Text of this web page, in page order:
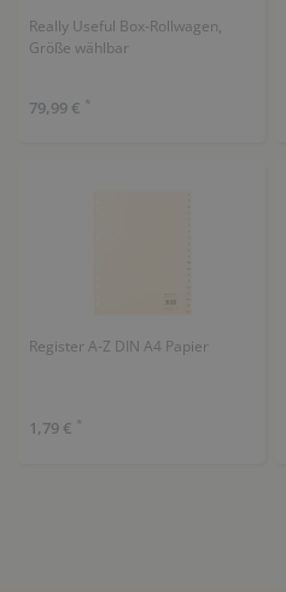
Really Useful Box-Rollwagen,
Größe wählbar
79,99 € *
Register A-Z DIN A4 Papier
1,79 € *